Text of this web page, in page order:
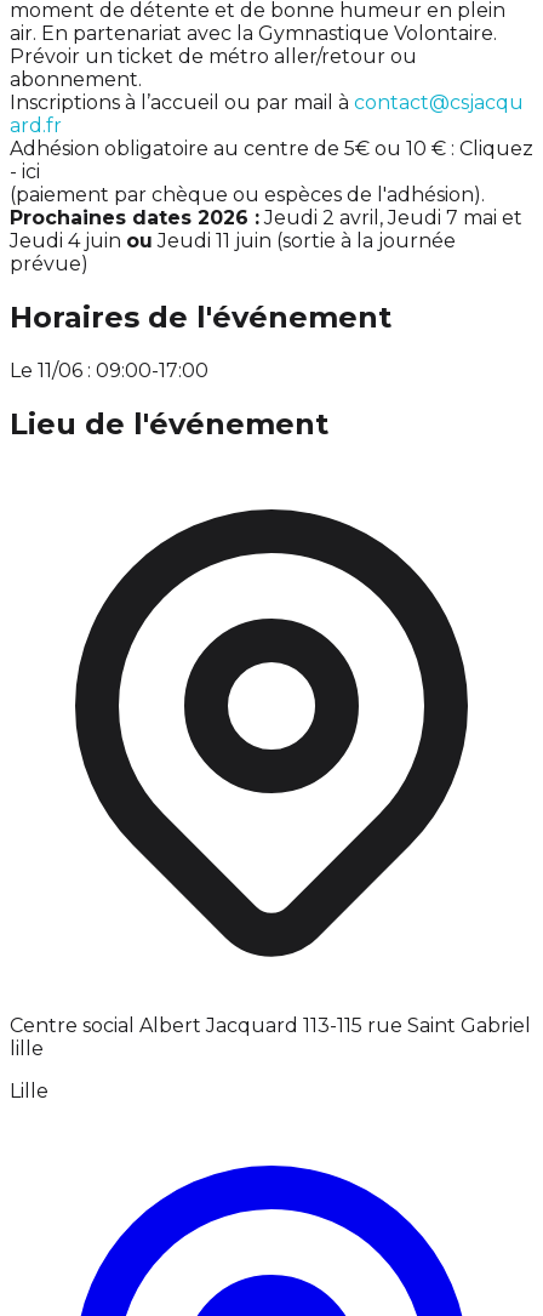
moment de détente et de bonne humeur en plein
air. En partenariat avec la Gymnastique Volontaire.
Prévoir un ticket de métro aller/retour ou
abonnement.
Inscriptions à l’accueil ou par mail à contact@csjacqu
ard.fr
Adhésion obligatoire au centre de 5€ ou 10 € : Cliquez
- ici
(paiement par chèque ou espèces de l'adhésion).
Prochaines dates 2026 :Jeudi 2 avril, Jeudi 7 mai et
Jeudi 4 juin ou Jeudi 11 juin (sortie à la journée
prévue)
Horaires de l'événement
Le 11/06 : 09:00-17:00
Lieu de l'événement
Centre social Albert Jacquard 113-115 rue Saint Gabriel
lille
Lille